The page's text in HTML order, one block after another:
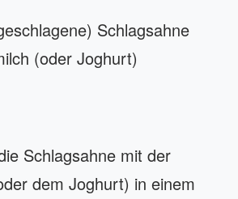
Schlagsahne
(oder Joghurt)
Schlagsahne mit der
dem Joghurt) in einem